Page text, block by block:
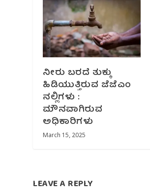
ನೀರು ಬರದೆ ತುಕ್ಕು
ಹಿಡಿಯುತ್ತಿರುವ ಜೆಜೆಎಂ
ನಲ್ಲಿಗಳು :
ಮೌನವಾಗಿರುವ
ಅಧಿಕಾರಿಗಳು
March 15, 2025
LEAVE A REPLY